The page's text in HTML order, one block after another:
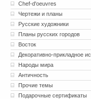
Chef-d'oeuvres
Чертежи и планы
Русские художники
Планы русских городов
Восток
Декоративно-прикладное
Народы мира
Античность
Прочие темы
Подарочные сертификаты